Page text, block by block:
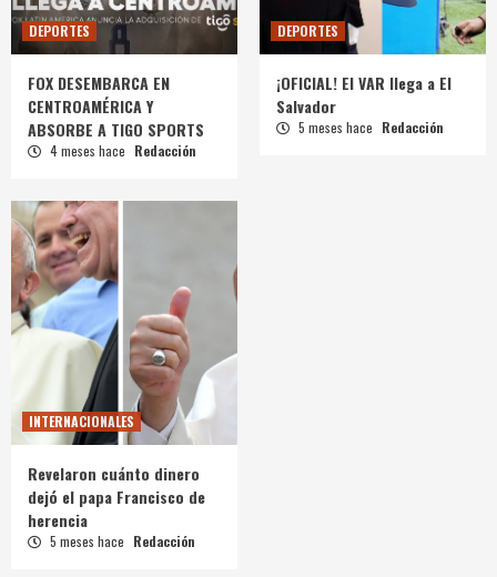
DEPORTES
FOX DESEMBARCA EN
CENTROAMÉRICA Y
ABSORBE A TIGO SPORTS
4 meses hace Redacción
DEPORTES
¡OFICIAL! El VAR llega a El
Salvador
5 meses hace Redacción
INTERNACIONALES
Revelaron cuánto dinero
dejó el papa Francisco de
herencia
5 meses hace Redacción